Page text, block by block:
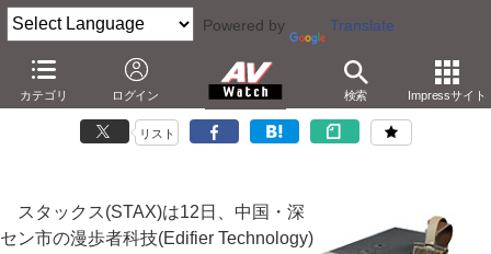
Powered by Translate
カテゴリ ログイン 検索 Impressサイト
スタックス、「Edifier」の中国・漫歩者科技と資本提携
－「イヤースピーカー」は引き続き国内生産
リスト
スタックス(STAX)は12日、中国・深
セン市の漫歩者科技(Edifier Technology)